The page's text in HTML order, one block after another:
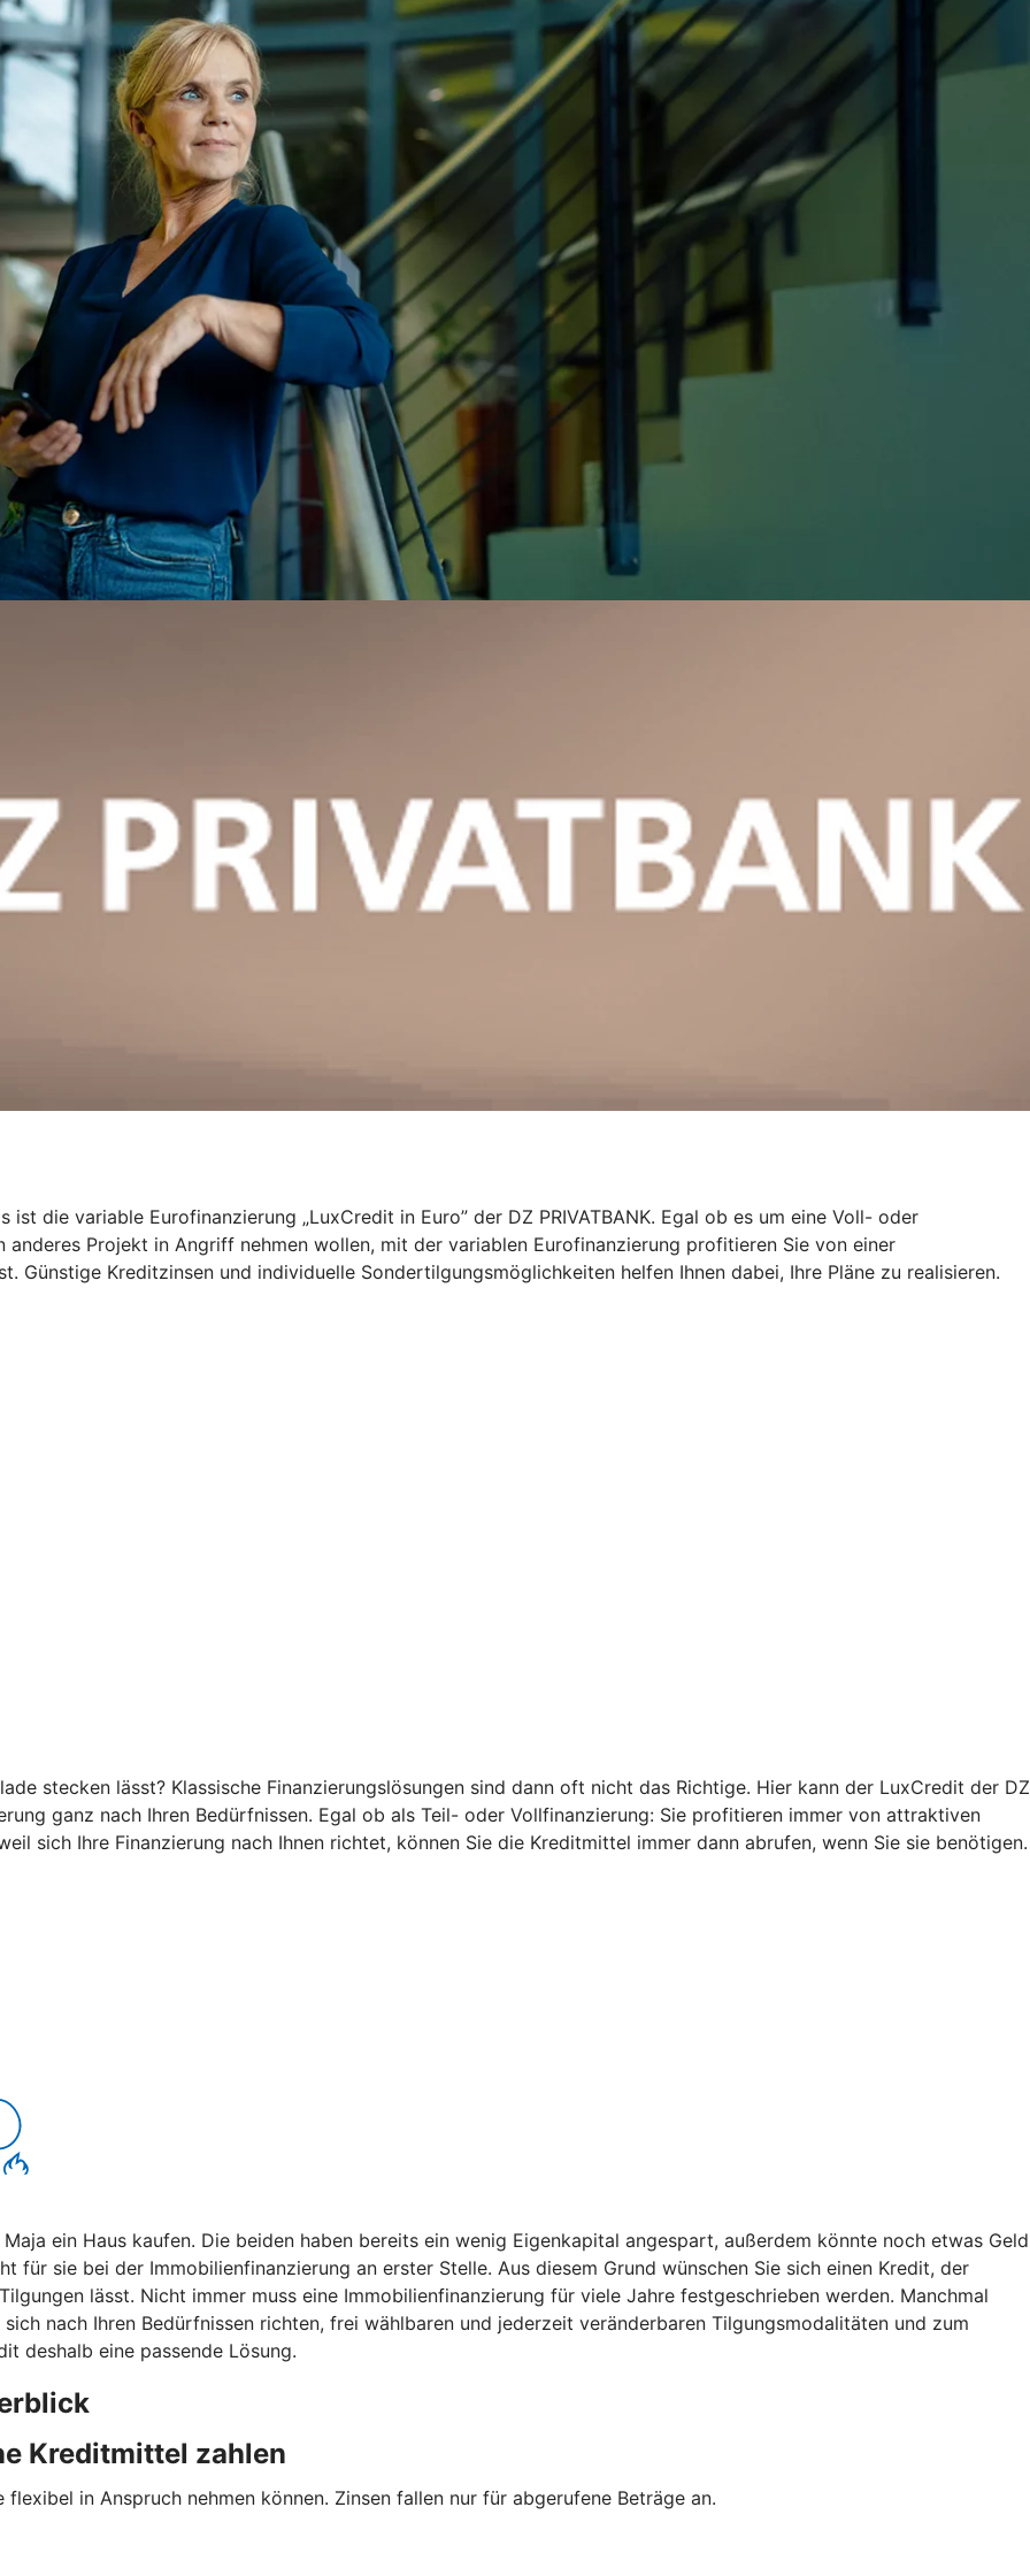
die variable Eurofinanzierung „LuxCredit in Euro” der DZ PRIVATBANK. Egal ob es um eine Voll- oder
Projekt in Angriff nehmen wollen, mit der variablen Eurofinanzierung profitieren Sie von einer
Günstige Kreditzinsen und individuelle Sondertilgungsmöglichkeiten helfen Ihnen dabei, Ihre Pläne zu realisieren.
stecken lässt? Klassische Finanzierungslösungen sind dann oft nicht das Richtige. Hier kann der LuxCredit der DZ
ganz nach Ihren Bedürfnissen. Egal ob als Teil- oder Vollfinanzierung: Sie profitieren immer von attraktiven
sich Ihre Finanzierung nach Ihnen richtet, können Sie die Kreditmittel immer dann abrufen, wenn Sie sie benötigen.
ein Haus kaufen. Die beiden haben bereits ein wenig Eigenkapital angespart, außerdem könnte noch etwas Geld
für sie bei der Immobilienfinanzierung an erster Stelle. Aus diesem Grund wünschen Sie sich einen Kredit, der
lässt. Nicht immer muss eine Immobilienfinanzierung für viele Jahre festgeschrieben werden. Manchmal
nach Ihren Bedürfnissen richten, frei wählbaren und jederzeit veränderbaren Tilgungsmodalitäten und zum
deshalb eine passende Lösung.
Kreditmittel zahlen
in Anspruch nehmen können. Zinsen fallen nur für abgerufene Beträge an.